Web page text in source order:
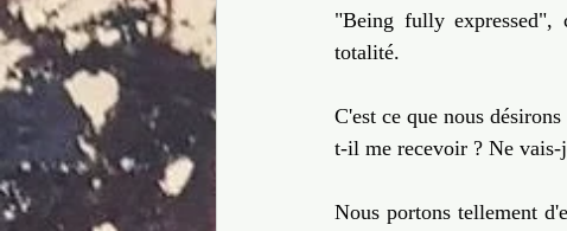
"Being fully expressed",
totalité.
C'est ce que nous
t-il me recevoir ? Ne vais-
Nous portons tellement